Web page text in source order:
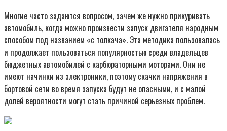
Многие часто задаются вопросом, зачем же нужно прикуривать
автомобиль, когда можно произвести запуск двигателя народным
способом под названием «с толкача». Эта методика пользовалась
и продолжает пользоваться популярностью среди владельцев
бюджетных автомобилей с карбюраторными моторами. Они не
имеют начинки из электроники, поэтому скачки напряжения в
бортовой сети во время запуска будут не опасными, и с малой
долей вероятности могут стать причиной серьезных проблем.